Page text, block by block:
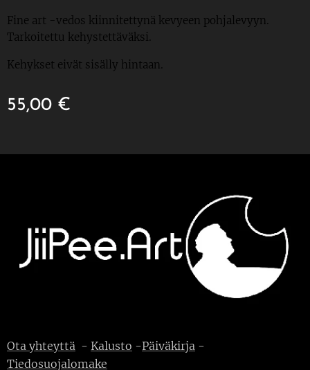
Fine art -vedos kiinnitettynä kevyeen pohjalevyyn.
Tarkoitettu kehystettäväksi.
Kehykset eivät sisälly hintaan.
55,00 €
Ota yhteyttä - Kalusto -Päiväkirja -
Tiedosuojalomake